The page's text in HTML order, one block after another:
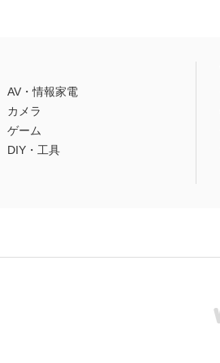
AV・情報家電
カメラ
ゲーム
DIY・工具